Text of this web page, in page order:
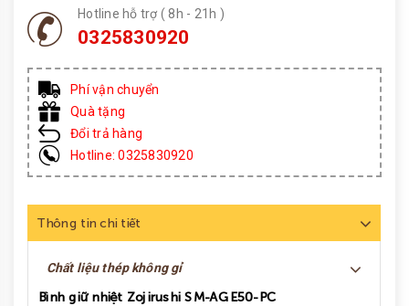
Hotline hỗ trợ ( 8h - 21h )
0325830920
Phí vận chuyển
Quà tặng
Đổi trả hàng
Hotline: 0325830920
Thông tin chi tiết
Chất liệu thép không gỉ
Bình giữ nhiệt Zojirushi SM-AGE50-PC